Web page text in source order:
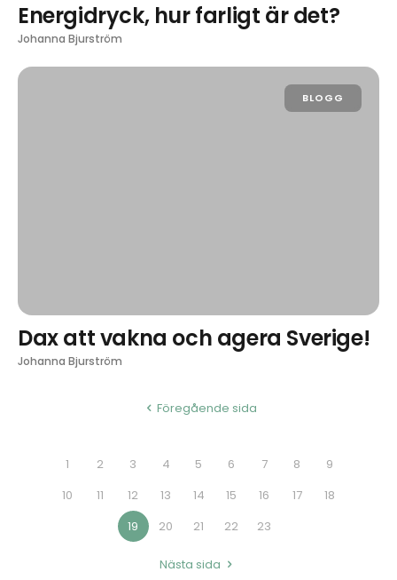
Energidryck, hur farligt är det?
Johanna Bjurström
BLOGG
Dax att vakna och agera Sverige!
Johanna Bjurström
Föregående sida
1 2 3 4 5 6 7 8
9
10
11 12 13 14 15 16 17
18
19
20 21 22 23
Nästa sida